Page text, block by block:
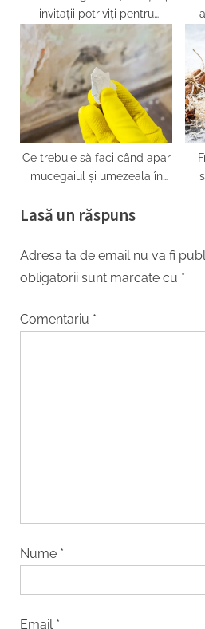
invitații potriviți pentru
evenimentul tău
Ce trebuie să faci când apar
mucegaiul și umezeala în
Lasă un răspuns
Adresa ta de email nu va fi
obligatorii sunt marcate cu *
Comentariu *
Nume *
Email *